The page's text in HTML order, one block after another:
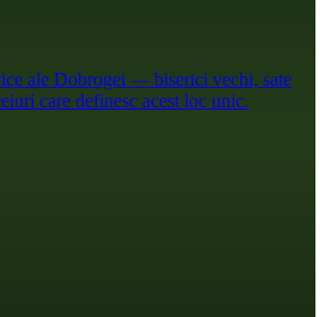
ale Dobrogei — biserici vechi, sate
care definesc acest loc unic.